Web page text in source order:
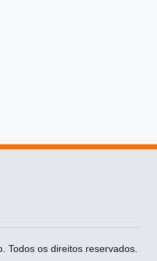
os direitos reservados.